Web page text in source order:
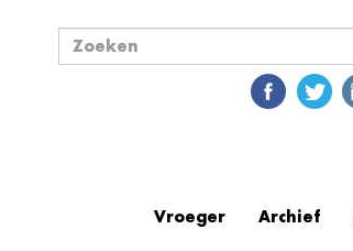
Zoekveld
Archief
Vroeger